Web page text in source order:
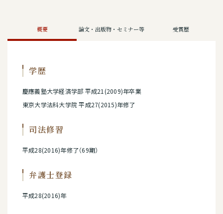
概要 論文・出版物・セミナー等 受賞歴
学歴
慶應義塾大学経済学部 平成21(2009)年卒業
東京大学法科大学院 平成27(2015)年修了
司法修習
平成28(2016)年修了（69期）
弁護士登録
平成28(2016)年